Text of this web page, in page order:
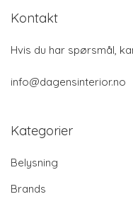
Kontakt
Hvis du har spørsmål,
info@dagensinterior.no
Kategorier
Belysning
Brands